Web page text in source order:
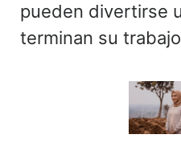
pueden divertirse
terminan su